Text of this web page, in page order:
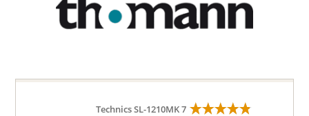
Technics SL-1210MK 7